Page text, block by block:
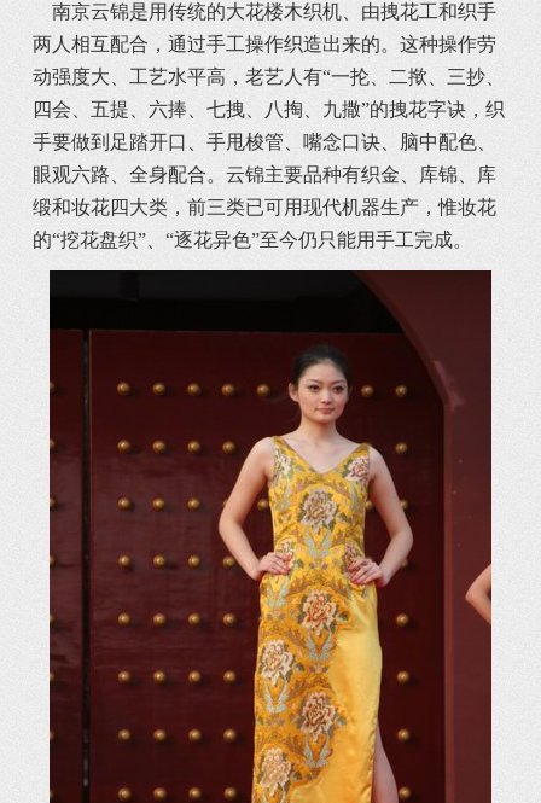
南京云锦是用传统的大花楼木织机、由拽花工和织手
两人相互配合，通过手工操作织造出来的。这种操作劳
动强度大、工艺水平高，老艺人有“一抡、二揿、三抄、
四会、五提、六捧、七拽、八掏、九撒”的拽花字诀，织
手要做到足踏开口、手甩梭管、嘴念口诀、脑中配色、
眼观六路、全身配合。云锦主要品种有织金、库锦、库
缎和妆花四大类，前三类已可用现代机器生产，惟妆花
的“挖花盘织”、“逐花异色”至今仍只能用手工完成。